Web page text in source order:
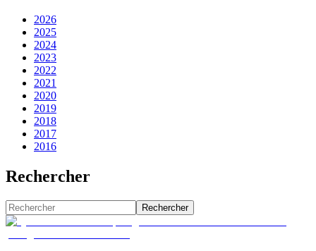
2026
2025
2024
2023
2022
2021
2020
2019
2018
2017
2016
Rechercher
Rechercher